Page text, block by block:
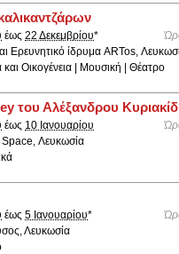
έως 22 Δεκεμβρίου*
Ερευνητικό ίδρυμα ARTos,
και Οικογένεια | Μουσική | Θέατρο
του Αλέξανδρου
έως 10 Ιανουαρίου
Λευκωσία
έως 5 Ιανουαρίου*
Λευκωσία